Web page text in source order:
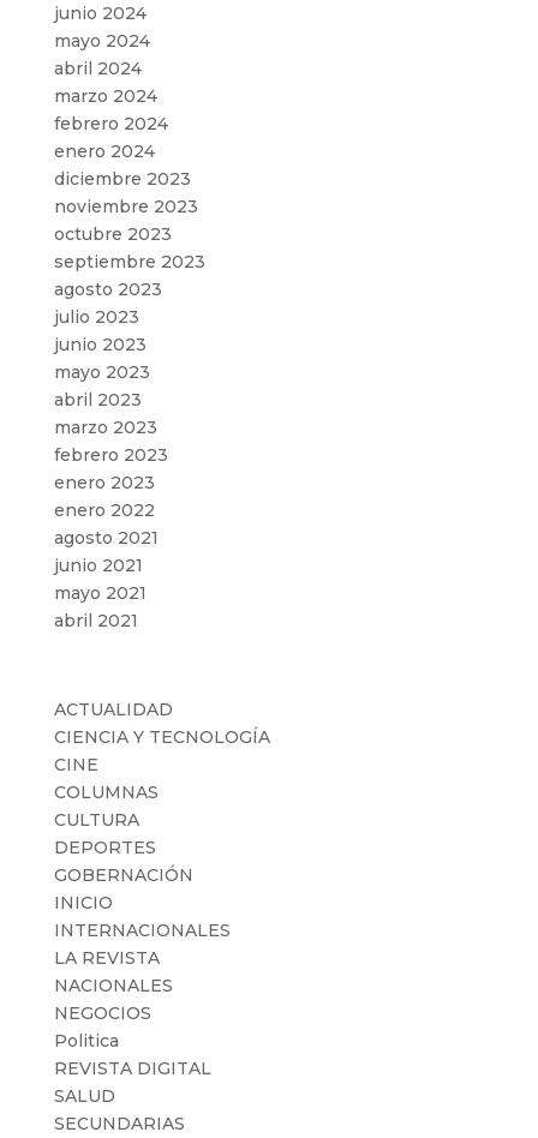
junio 2024
mayo 2024
abril 2024
marzo 2024
febrero 2024
enero 2024
diciembre 2023
noviembre 2023
octubre 2023
septiembre 2023
agosto 2023
julio 2023
junio 2023
mayo 2023
abril 2023
marzo 2023
febrero 2023
enero 2023
enero 2022
agosto 2021
junio 2021
mayo 2021
abril 2021
ACTUALIDAD
CIENCIA Y TECNOLOGÍA
CINE
COLUMNAS
CULTURA
DEPORTES
GOBERNACIÓN
INICIO
INTERNACIONALES
LA REVISTA
NACIONALES
NEGOCIOS
Politica
REVISTA DIGITAL
SALUD
SECUNDARIAS